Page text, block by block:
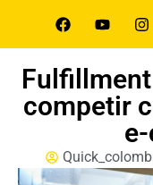
competir